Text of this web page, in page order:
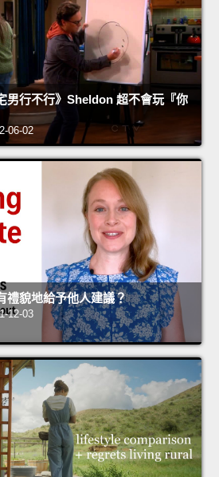
男行不行》Sheldon 超不會玩『你
06-02
禮貌地給予他人建議？
12-03